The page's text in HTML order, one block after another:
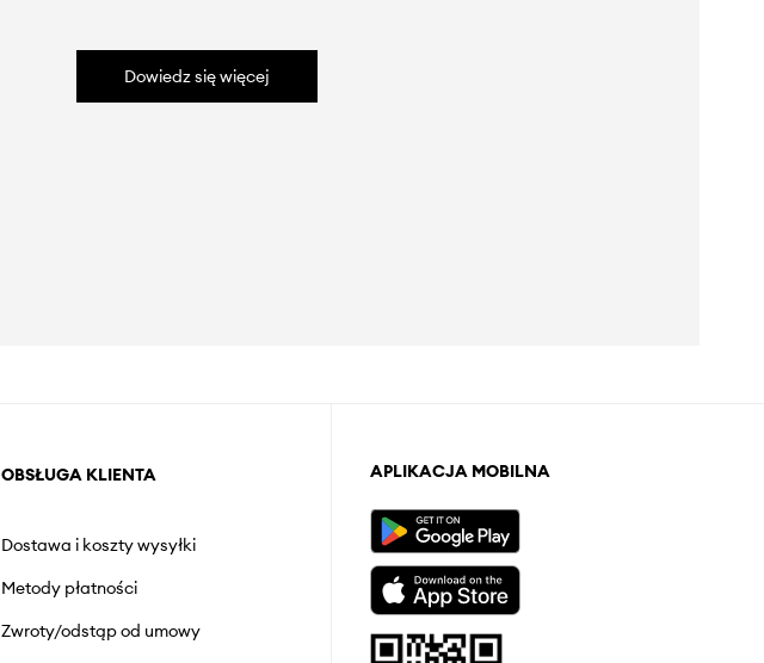
Dowiedz się więcej
OBSŁUGA KLIENTA
Dostawa i koszty wysyłki
Metody płatności
Zwroty/odstąp od umowy
APLIKACJA MOBILNA